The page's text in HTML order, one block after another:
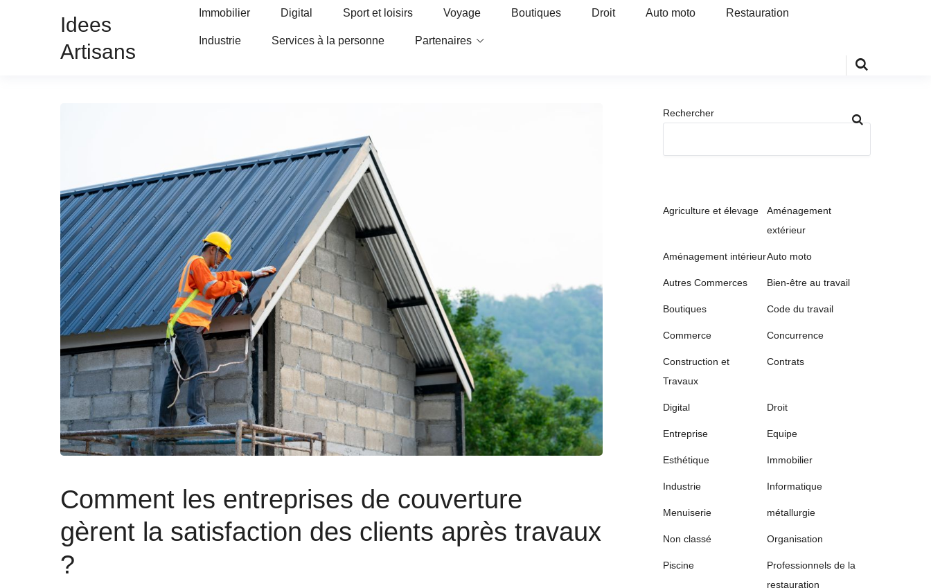
Idees
Artisans
Immobilier Digital Sport et loisirs Voyage Boutiques Droit Auto moto Restauration
Industrie Services à la personne Partenaires
Comment les entreprises de couverture
gèrent la satisfaction des clients après travaux
?
Rechercher
Agriculture et élevage
Aménagement
extérieur
Aménagement intérieurAuto moto
Autres Commerces Bien-être au travail
Boutiques Code du travail
Commerce Concurrence
Construction et
Travaux
Contrats
Digital Droit
Entreprise Equipe
Esthétique Immobilier
Industrie Informatique
Menuiserie métallurgie
Non classé Organisation
Piscine
Professionnels de la
restauration